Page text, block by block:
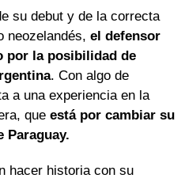
su debut y de la correcta
neozelandés, el defensor
por la posibilidad de
. Con algo de
a una experiencia en la
que está por cambiar su
Paraguay.
hacer historia con su